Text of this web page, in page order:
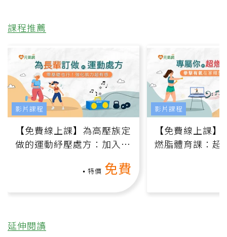
課程推薦
【免費線上課】為高壓族定
做的運動紓壓處方：加入行
特價 免費
影片課程
【免費線上課
燃脂體育課：超
影片課程
延伸閱讀